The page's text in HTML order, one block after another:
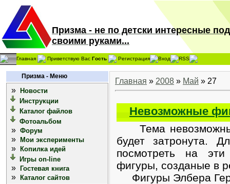
Призма - не по детски интересные
своими руками...
Главная Приветствую Вас Гость Регистрация Вход RSS
Призма - Меню
»
Новости
Инструкции
Каталог файлов
Фотоальбом
» Форум
» Мои эксперименты
»
Копилка идей
Игры on-line
» Гостевая книга
» Каталог сайтов
Главная » 2008 » Май » 27
Невозможные
Тема
будет затронута.
посмотреть на эти
фигуры, созданые в
Фигуры Элбера